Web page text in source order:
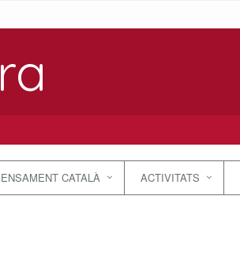
CATALÀ ACTIVITATS